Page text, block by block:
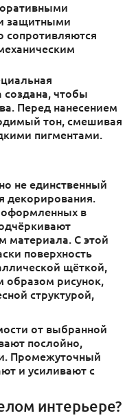
защитными
сопротивляются
создана, чтобы
Перед нанесением
тон, смешивая
пигментами.
не единственный
декорирования.
оформленных в
материала. С этой
поверхность
щёткой,
образом рисунок,
структурой,
от выбранной
послойно,
Промежуточный
и усиливают с
интерьере?